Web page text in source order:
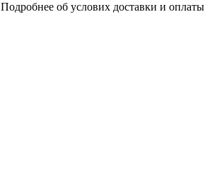
Подробнее об услових доставки и оплаты